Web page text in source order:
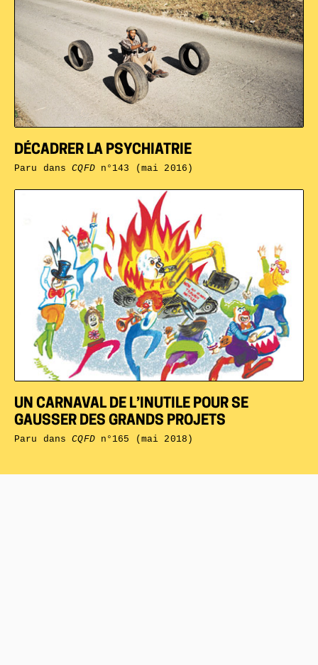
UN CARNAVAL DE L’INUTILE POUR SE
GAUSSER DES GRANDS PROJETS
Paru dansCQFDn°165 (mai 2018)
DÉCADRER LA PSYCHIATRIE
Paru dansCQFDn°143 (mai 2016)